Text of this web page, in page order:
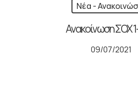
Νέα -
Ανακοίνωση ΣΟΧ
09/07/2021